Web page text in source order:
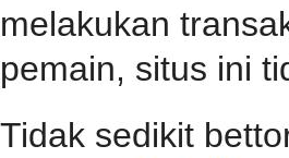
melakukan
pemain, situs ini
Tidak sedikit